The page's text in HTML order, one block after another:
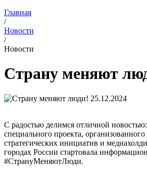
Главная
/
Новости
/
Новости
Страну меняют
25.12.2024
С радостью делимся отличной
специального проекта,
стратегических инициатив и
городах России стартовала
#СтрануМеняютЛюди.